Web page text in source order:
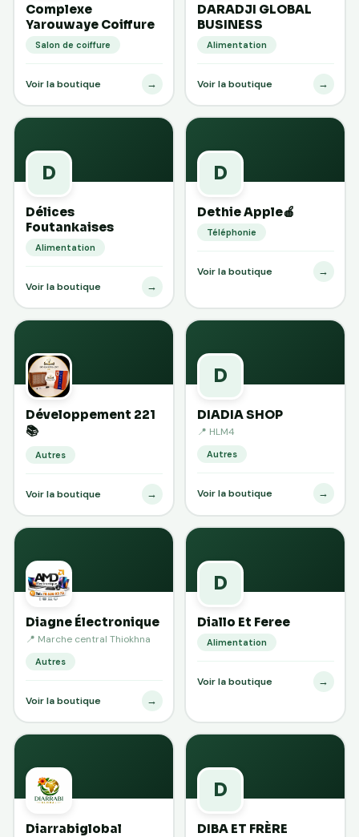
Complexe
Yarouwaye Coiffure
Salon de coiffure
Voir la boutique →
DARADJI GLOBAL
BUSINESS
Alimentation
Voir la boutique →
D
Délices
Foutankaises
Alimentation
Voir la boutique →
D
Dethie Apple🍎
Téléphonie
Voir la boutique →
Développement 221
📚
Autres
Voir la boutique →
D
DIADIA SHOP
📍 HLM4
Autres
Voir la boutique →
Diagne Électronique
📍 Marche central Thiokhna
Autres
Voir la boutique →
D
Diallo Et Feree
Alimentation
Voir la boutique →
Diarrabiglobal
D
DIBA ET FRÈRE